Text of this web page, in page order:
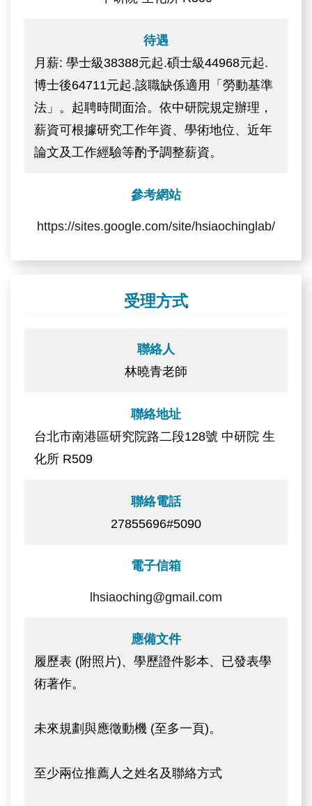
待遇
月薪: 學士級38388元起.碩士級44968元起.
博士後64711元起.該職缺係適用「勞動基準
法」。起聘時間面洽。依中研院規定辦理，
薪資可根據研究工作年資、學術地位、近年
論文及工作經驗等酌予調整薪資。
參考網站
https://sites.google.com/site/hsiaochinglab/
受理方式
聯絡人
林曉青老師
聯絡地址
台北市南港區研究院路二段128號 中研院 生
化所 R509
聯絡電話
27855696#5090
電子信箱
lhsiaoching@gmail.com
應備文件
履歷表 (附照片)、學歷證件影本、已發表學
術著作。
未來規劃與應徵動機 (至多一頁)。
至少兩位推薦人之姓名及聯絡方式